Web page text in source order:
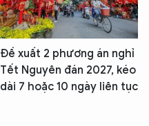
Đề xuất 2 phương án nghỉ
Tết Nguyên đán 2027, kéo
dài 7 hoặc 10 ngày liên tục